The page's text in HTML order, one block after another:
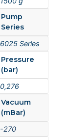
Pump
Series
6025 Series
Pressure
(bar)
0,276
Vacuum
(mBar)
-270